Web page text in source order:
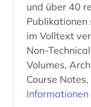
beamter (1)
beherbergungsgewerbe tourismus
und über 40
Publikationen
im Volltext verfügbar:
Non-
Volumes,
Course
Informationen